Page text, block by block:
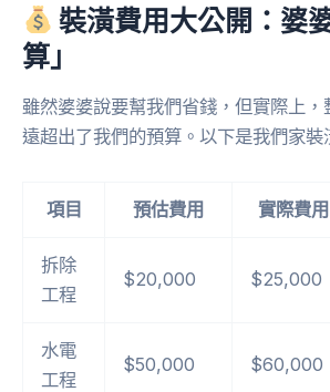
裝潢費用大公開：婆
算」
雖然婆婆說要幫我們省錢，但實際上
遠超出了我們的預算。以下是我們家裝
項目 預估費用 實際費用
拆除
工程
$20,000 $25,000
水電
工程
$50,000 $60,000